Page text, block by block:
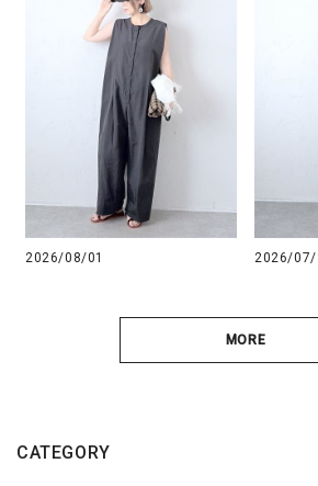
2026/08/01 2026/07/
MORE
CATEGORY